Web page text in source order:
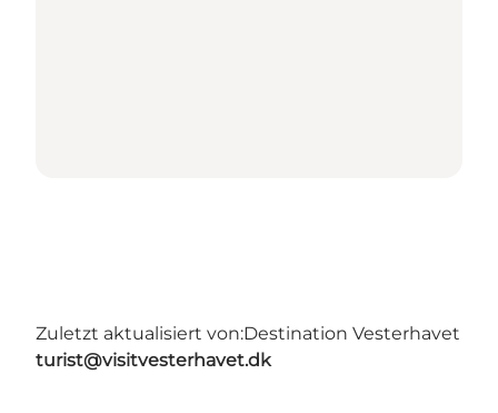
Zuletzt aktualisiert von:Destination Vesterhavet
turist@visitvesterhavet.dk